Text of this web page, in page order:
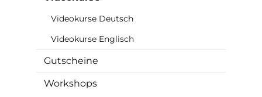
Videokurse Deutsch
Videokurse Englisch
Gutscheine
Workshops